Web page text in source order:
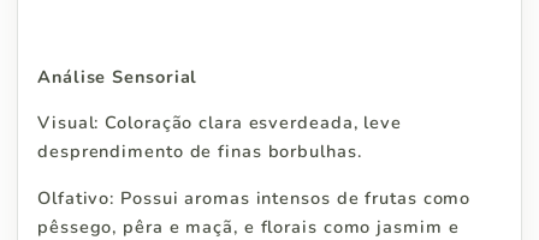
Análise Sensorial
Visual: Coloração clara esverdeada, leve
desprendimento de finas borbulhas.
Olfativo: Possui aromas intensos de frutas como
pêssego, pêra e maçã, e florais como jasmim e